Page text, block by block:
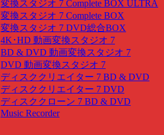
変換スタジオ 7 Complete BOX ULTRA
変換スタジオ 7 Complete BOX
変換スタジオ 7 DVD総合BOX
4K･HD 動画変換スタジオ 7
BD & DVD 動画変換スタジオ 7
DVD 動画変換スタジオ 7
ディスククリエイター 7 BD & DVD
ディスククリエイター 7 DVD
ディスククローン 7 BD & DVD
Music Recorder